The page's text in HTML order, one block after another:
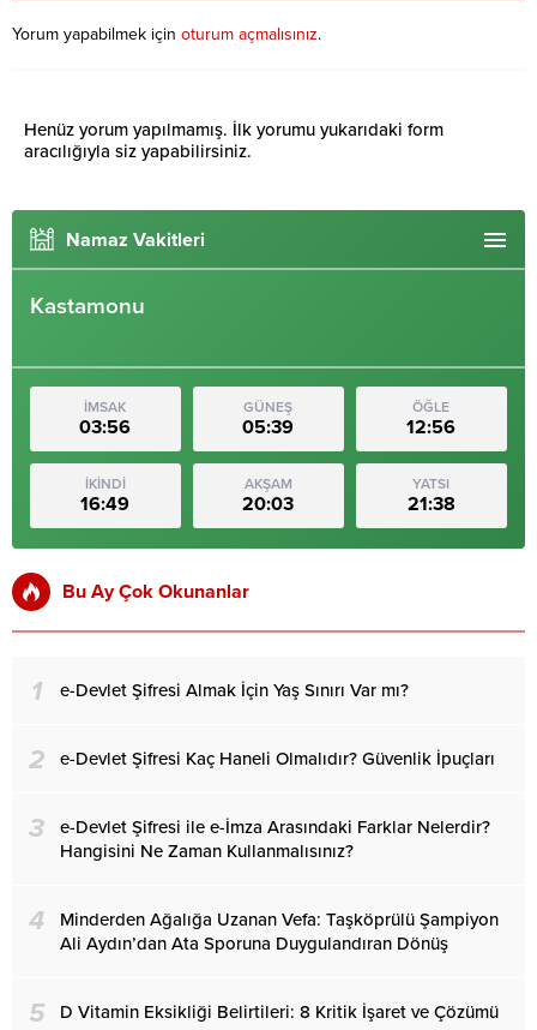
Yorum yapabilmek için oturum açmalısınız.
Henüz yorum yapılmamış. İlk yorumu yukarıdaki form
aracılığıyla siz yapabilirsiniz.
Namaz Vakitleri
Kastamonu
İMSAK
03:56
GÜNEŞ
05:39
ÖĞLE
12:56
İKİNDİ
16:49
AKŞAM
20:03
YATSI
21:38
Bu Ay Çok Okunanlar
1 e-Devlet Şifresi Almak İçin Yaş Sınırı Var mı?
2 e-Devlet Şifresi Kaç Haneli Olmalıdır? Güvenlik İpuçları
3
e-Devlet Şifresi ile e-İmza Arasındaki Farklar Nelerdir?
Hangisini Ne Zaman Kullanmalısınız?
4
Minderden Ağalığa Uzanan Vefa: Taşköprülü Şampiyon
Ali Aydın’dan Ata Sporuna Duygulandıran Dönüş
5 D Vitamin Eksikliği Belirtileri: 8 Kritik İşaret ve Çözümü